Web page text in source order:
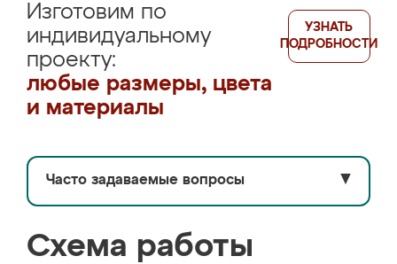
Изготовим по
индивидуальному
проекту:
любые размеры, цвета
и материалы
УЗНАТЬ
ПОДРОБНОСТИ
Часто задаваемые вопросы ▼
Схема работы